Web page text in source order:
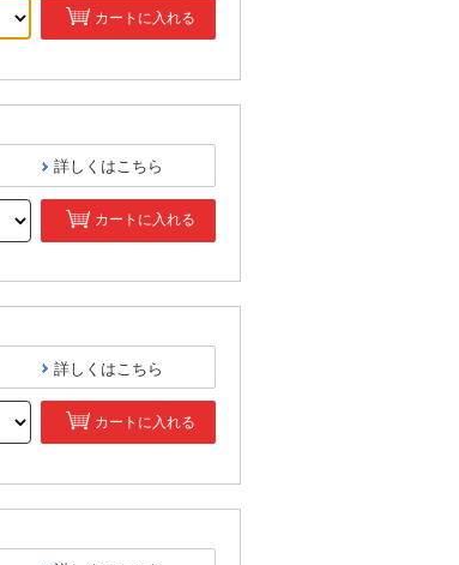
カートに入れる
詳しくはこちら
カートに入れる
詳しくはこちら
カートに入れる